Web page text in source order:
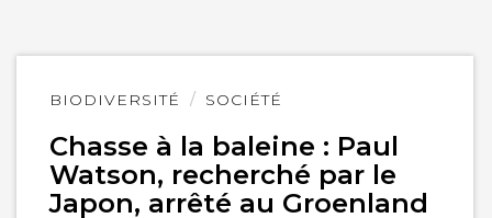
BIODIVERSITÉ SOCIÉTÉ
Chasse à la baleine : Paul
Watson, recherché par le
Japon, arrêté au Groenland
Lire